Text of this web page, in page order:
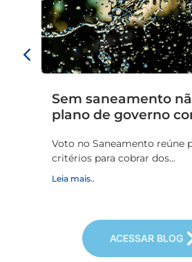
Sem saneamento
plano de governo
Voto no Saneamento reúne
critérios para cobrar dos...
Leia mais..
ACESSAR BLOG